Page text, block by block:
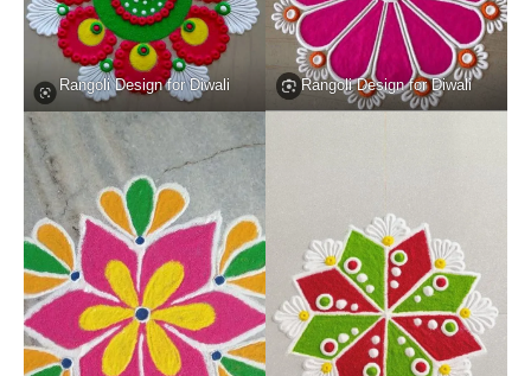
Rangoli Design for Diwali Rangoli Design for Diwali